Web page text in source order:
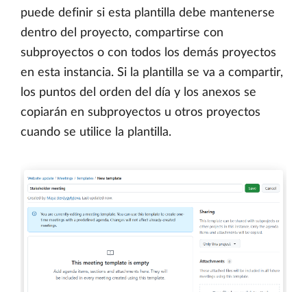
puede definir si esta plantilla debe mantenerse
dentro del proyecto, compartirse con
subproyectos o con todos los demás proyectos
en esta instancia. Si la plantilla se va a compartir,
los puntos del orden del día y los anexos se
copiarán en subproyectos u otros proyectos
cuando se utilice la plantilla.